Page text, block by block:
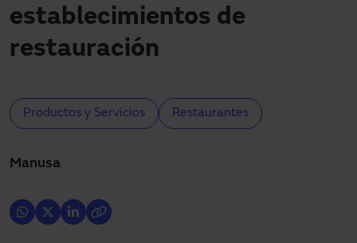
establecimientos de
restauración
Productos y Servicios Restaurantes
Manusa